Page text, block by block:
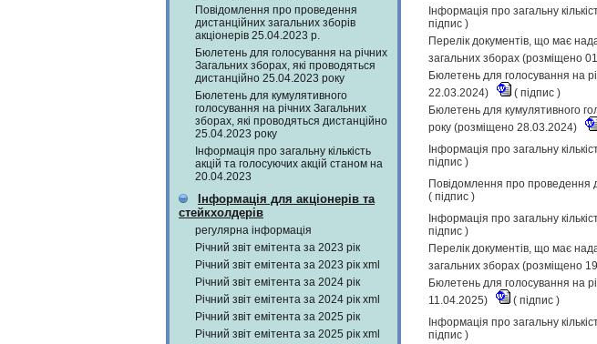
Повідомлення про проведення
дистанційних загальних зборів
акціонерів 25.04.2023 р.
Бюлетень для голосування на річних
Загальних зборах, які проводяться
дистанційно 25.04.2023 року
Бюлетень для кумулятивного
голосування на річних Загальних
зборах, які проводяться дистанційно
25.04.2023 року
Інформація про загальну кількість
акцій та голосуючих акцій станом на
20.04.2023
Інформація для акціонерів та
стейкхолдерів
регулярна інформація
Річний звіт емітента за 2023 рік
Річний звіт емітента за 2023 рік xml
Річний звіт емітента за 2024 рік
Річний звіт емітента за 2024 рік xml
Річний звіт емітента за 2025 рік
Річний звіт емітента за 2025 рік xml
Інформація про загальну
підпис )
Перелік документів, що має
загальних зборах (розміщено
Бюлетень для голосування на
22.03.2024)
( підпис )
Бюлетень для кумулятивного
року (розміщено 28.03.2024)
Інформація про загальну
підпис )
Повідомлення про проведення
( підпис )
Інформація про загальну
підпис )
Перелік документів, що має
загальних зборах (розміщено
Бюлетень для голосування на
11.04.2025)
( підпис )
Інформація про загальну
підпис )